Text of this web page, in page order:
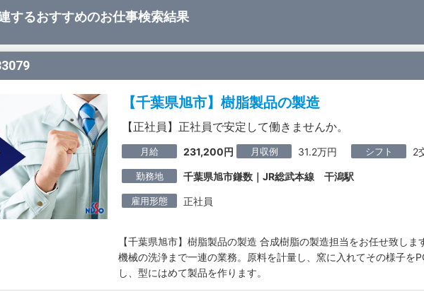
するおすすめのお仕事検索結果
【千葉県旭市】樹脂製品の製造
【正社員】正社員で安定して働きませんか。
月給 231,200円 月収例 31.2万円 シフト 2
勤務地 千葉県旭市鎌数｜JR総武本線 干潟駅
雇用形態 正社員
【千葉県旭市】樹脂製品の製造 合成樹脂の製造担当をお任せ致し
機械の洗浄まで一連の業務。原料を計量し、窯に入れてその様子を
し、型にはめて製品を作ります。